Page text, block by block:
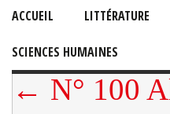
ACCUEIL LITTÉRATURE
SCIENCES HUMAINES
← N° 100